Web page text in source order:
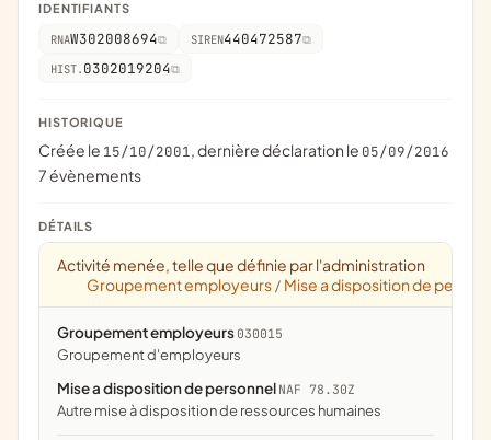
IDENTIFIANTS
RNAW302008694 SIREN440472587
HIST. 0302019204
HISTORIQUE
Créée le 15/10/2001, dernière déclaration le 05/09/2016
7 évènements
DÉTAILS
Activité menée, telle que définie par l'administration
Groupement employeurs / Mise a disposition de
Groupement employeurs 030015
groupement d'employeurs
Mise a disposition de personnel NAF 78.30Z
Autre mise à disposition de ressources humaines